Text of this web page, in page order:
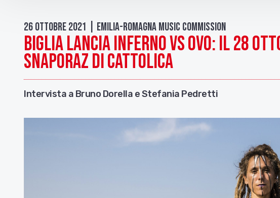
26 Ottobre 2021 | Emilia-Romagna Music Commission
BIGLIA lancia INFERNO vs oVo: il 28
Snaporaz di Cattolica
Intervista a Bruno Dorella e Stefania Pedretti